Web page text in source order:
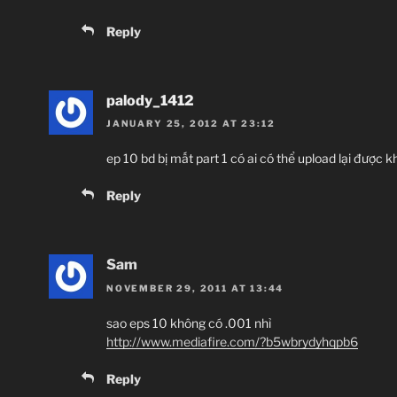
Reply
palody_1412
JANUARY 25, 2012 AT 23:12
ep 10 bd bị mất part 1 có ai có thể upload lại được
Reply
Sam
NOVEMBER 29, 2011 AT 13:44
sao eps 10 không có .001 nhỉ
http://www.mediafire.com/?b5wbrydyhqpb6
Reply